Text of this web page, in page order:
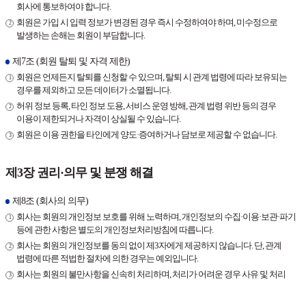
회사에 통보하여야 합니다.
회원은 가입 시 입력 정보가 변경된 경우 즉시 수정하여야 하며, 미수정으로
발생하는 손해는 회원이 부담합니다.
제7조 (회원 탈퇴 및 자격 제한)
회원은 언제든지 탈퇴를 신청할 수 있으며, 탈퇴 시 관계 법령에 따라 보유되는
경우를 제외하고 모든 데이터가 소멸됩니다.
허위 정보 등록, 타인 정보 도용, 서비스 운영 방해, 관계 법령 위반 등의 경우
이용이 제한되거나 자격이 상실될 수 있습니다.
회원은 이용 권한을 타인에게 양도·증여하거나 담보로 제공할 수 없습니다.
제3장 권리·의무 및 분쟁 해결
제8조 (회사의 의무)
회사는 회원의 개인정보 보호를 위해 노력하며, 개인정보의 수집·이용·보관·파기
등에 관한 사항은 별도의 개인정보처리방침에 따릅니다.
회사는 회원의 개인정보를 동의 없이 제3자에게 제공하지 않습니다. 단, 관계
법령에 따른 적법한 절차에 의한 경우는 예외입니다.
회사는 회원의 불만사항을 신속히 처리하며, 처리가 어려운 경우 사유 및 처리